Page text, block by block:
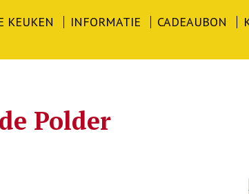
KEUKEN INFORMATIE CADEAUBON
Polder